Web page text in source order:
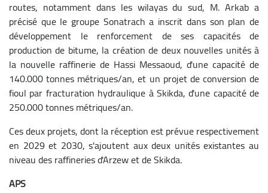
routes, notamment dans les wilayas du sud, M. Arkab a
précisé que le groupe Sonatrach a inscrit dans son plan de
développement le renforcement de ses capacités de
production de bitume, la création de deux nouvelles unités à
la nouvelle raffinerie de Hassi Messaoud, d'une capacité de
140.000 tonnes métriques/an, et un projet de conversion de
fioul par fracturation hydraulique à Skikda, d'une capacité de
250.000 tonnes métriques/an.
Ces deux projets, dont la réception est prévue respectivement
en 2029 et 2030, s'ajoutent aux deux unités existantes au
niveau des raffineries d'Arzew et de Skikda.
APS